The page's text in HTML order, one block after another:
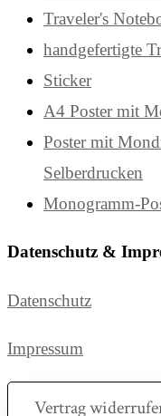
Traveler's
handgefertigte
Sticker
A4 Poster mit
Poster mit
Selberdrucken
Monogramm-
Datenschutz &
Datenschutz
Impressum
Vertrag